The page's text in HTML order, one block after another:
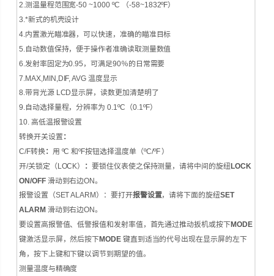
2.测温量程范围宽-50 ~1000 ºC （-58~1832ºF）
3.*新式的机壳设计
4.内置激光瞄准器，可以快速，准确的瞄准目标
5.自动数值保持，便于操作者准确读取测量数值
6.发射率固定为0.95，可满足90％的日常需要
7.MAX,MIN,DIF, AVG 温度显示
8.带背光源 LCD显示屏，读数更加清楚明了
9.自动选择量程，分辨率为 0.1ºC（0.1ºF）
10. 高低温报警设置
转换开关设置 ：
C/F转换： 用 ºC 和ºF按钮选择温度单（ºC/ºF ）
开/关锁定（LOCK） ：要锁住仪表使之保持测量，请将中间的旋纽LOCK
ON/OFF 滑动到右边ON。
报警设置（SET ALARM）：要打开报警设置，请将下面的旋纽SET
ALARM 滑动到右边ON。
要设置高报警值、低警报值和发射率值，首先通过推动扳机或按下MODE
键激活显示屏，然后按下MODE 键直到适当的代号出现在显示屏的左下
角，按下上键和下键以调节到期望的值。
测量温度与精确度